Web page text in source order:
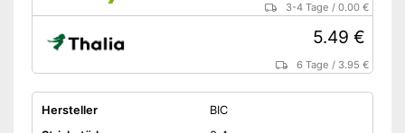
3-4 Tage /0.00 €
5.49 €
6 Tage / 3.95 €
Hersteller
BIC